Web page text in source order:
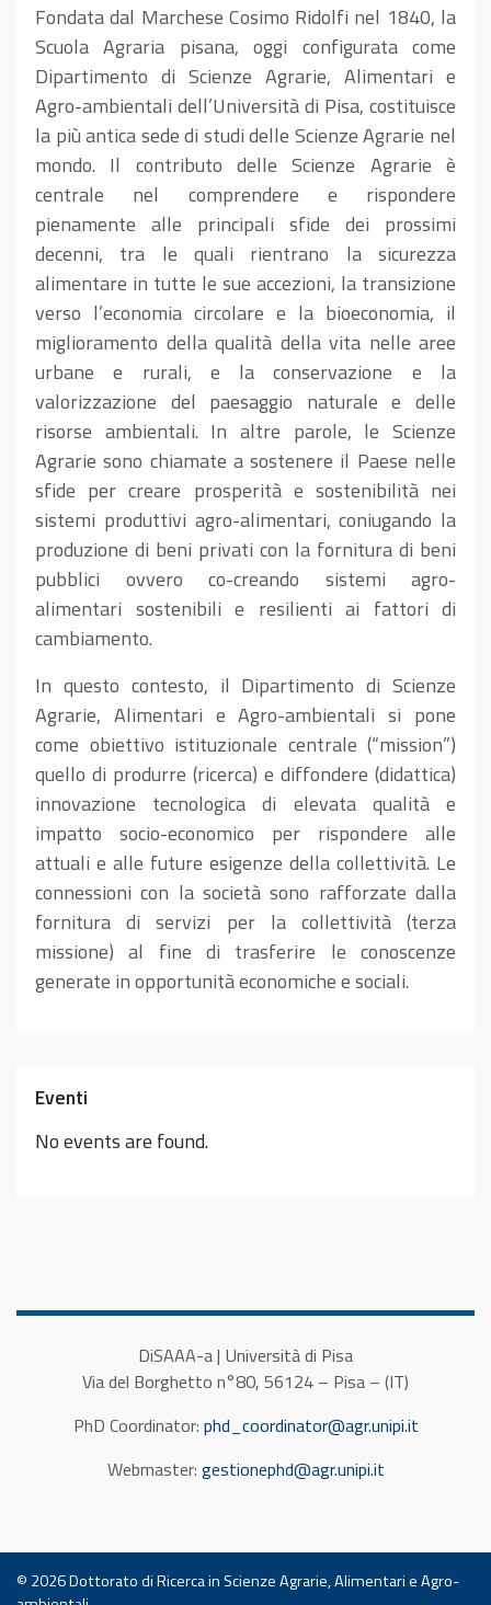
Fondata dal Marchese Cosimo Ridolfi nel 1840, la
Scuola Agraria pisana, oggi configurata come
Dipartimento di Scienze Agrarie, Alimentari e
Agro-ambientali dell’Università di Pisa, costituisce
la più antica sede di studi delle Scienze Agrarie nel
mondo. Il contributo delle Scienze Agrarie è
centrale nel comprendere e rispondere
pienamente alle principali sfide dei prossimi
decenni, tra le quali rientrano la sicurezza
alimentare in tutte le sue accezioni, la transizione
verso l’economia circolare e la bioeconomia, il
miglioramento della qualità della vita nelle aree
urbane e rurali, e la conservazione e la
valorizzazione del paesaggio naturale e delle
risorse ambientali. In altre parole, le Scienze
Agrarie sono chiamate a sostenere il Paese nelle
sfide per creare prosperità e sostenibilità nei
sistemi produttivi agro-alimentari, coniugando la
produzione di beni privati con la fornitura di beni
pubblici ovvero co-creando sistemi agro-
alimentari sostenibili e resilienti ai fattori di
cambiamento.
In questo contesto, il Dipartimento di Scienze
Agrarie, Alimentari e Agro-ambientali si pone
come obiettivo istituzionale centrale (“mission”)
quello di produrre (ricerca) e diffondere (didattica)
innovazione tecnologica di elevata qualità e
impatto socio-economico per rispondere alle
attuali e alle future esigenze della collettività. Le
connessioni con la società sono rafforzate dalla
fornitura di servizi per la collettività (terza
missione) al fine di trasferire le conoscenze
generate in opportunità economiche e sociali.
Eventi
No events are found.
DiSAAA-a | Università di Pisa
Via del Borghetto n°80, 56124 – Pisa – (IT)
PhD Coordinator: phd_coordinator@agr.unipi.it
Webmaster: gestionephd@agr.unipi.it
© 2026Dottorato di Ricerca in Scienze Agrarie, Alimentari e Agro-